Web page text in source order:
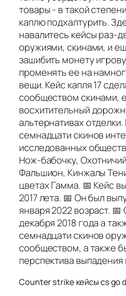
товары - в такой
каплю подхалтурить.
навалитесь кейсы раз-
оружиями, скинами, и
зашибить монету
променять ее на
вещи. Кейс капля 17
сообществом скинами,
восхитительный
альтернативах
семнадцати скинов
исследованных
Нож-бабочку,
Фальшион, Кинжалы
цветах Гамма. 📅 Кейс
2017 лета. 📅 Он был
января 2022 возраст.
декабря 2018 года а
семнадцати скинов
сообществом, а также
перспектива
Counter strike кейсы cs go